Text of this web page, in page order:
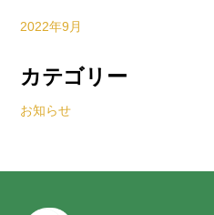
2022年9月
カテゴリー
お知らせ